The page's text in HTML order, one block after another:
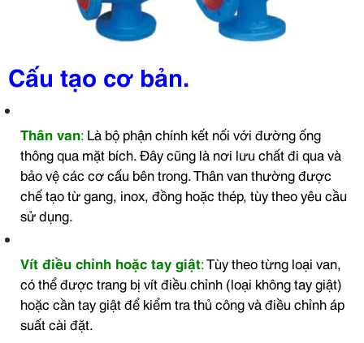
Cấu tạo cơ bản.
Thân van: Là bộ phận chính kết nối với đường ống
thông qua mặt bích. Đây cũng là nơi lưu chất đi qua và
bảo vệ các cơ cấu bên trong. Thân van thường được
chế tạo từ gang, inox, đồng hoặc thép, tùy theo yêu cầu
sử dụng.
Vít điều chỉnh hoặc tay giật:Tùy theo từng loại van,
có thể được trang bị vít điều chỉnh (loại không tay giật)
hoặc cần tay giật để kiểm tra thủ công và điều chỉnh áp
suất cài đặt.